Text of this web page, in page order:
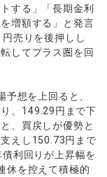
する」「長期金利
増額する」と発言
売りを後押しし
してプラス圏を回
想を上回ると、
、149.29円まで下
、買戻しが優勢と
えし150.73円まで
利回りが上昇幅を
休を控えて積極的